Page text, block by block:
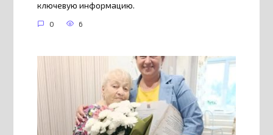
ключевую информацию.
0 6